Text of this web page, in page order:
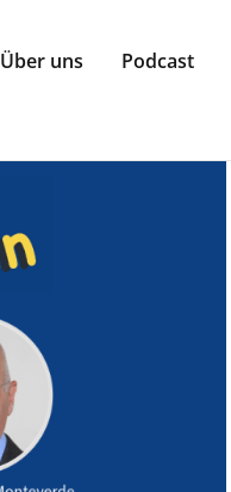
Über uns Podcast